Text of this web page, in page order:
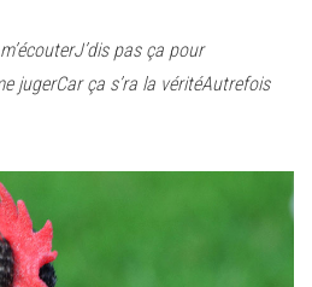
pas ça pour
jugerCar ça s’ra la véritéAutrefois